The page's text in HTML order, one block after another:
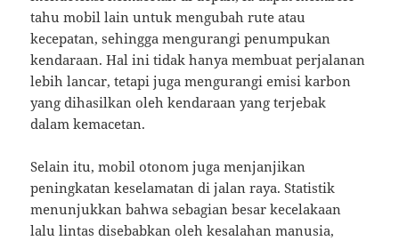
tahu mobil lain untuk mengubah rute atau
kecepatan, sehingga mengurangi penumpukan
kendaraan. Hal ini tidak hanya membuat perjalanan
lebih lancar, tetapi juga mengurangi emisi karbon
yang dihasilkan oleh kendaraan yang terjebak
dalam kemacetan.
Selain itu, mobil otonom juga menjanjikan
peningkatan keselamatan di jalan raya. Statistik
menunjukkan bahwa sebagian besar kecelakaan
lalu lintas disebabkan oleh kesalahan manusia,